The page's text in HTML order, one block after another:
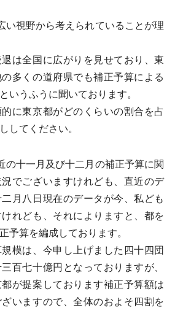
視野から考えられていることが理
は全国に広がりを見せており、東
多くの道府県でも補正予算による
いうふうに聞いております。
に東京都がどのくらいの割合を占
してください。
十一月及び十二月の補正予算に関
でございますけれども、直近のデ
月八日現在のデータが今、私ども
れども、それによりますと、都を
予算を編成しております。
模は、今申し上げました四十四団
百七十億円となっておりますが、
が提案しております補正予算額は
いますので、全体のおよそ四割を